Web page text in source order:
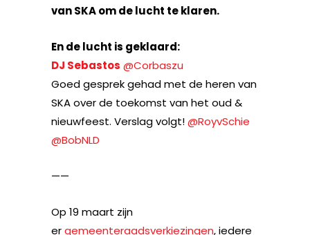
van SKA om de lucht te klaren.
En de lucht is geklaard:
DJ Sebastos ‏@Corbaszu
Goed gesprek gehad met de heren van
SKA over de toekomst van het oud &
nieuwfeest. Verslag volgt!@RoyvSchie
@BobNLD
——
Op 19 maart zijn
ergemeenteraadsverkiezingen, iedere